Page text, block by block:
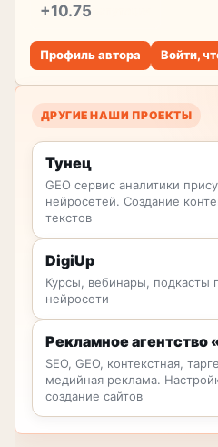
+10.75
Профиль автора Войти,
ДРУГИЕ НАШИ ПРОЕКТЫ
Тунец
GEO сервис аналитики
нейросетей. Создание
текстов
DigiUp
Курсы, вебинары, подкасты
нейросети
Рекламное агентство
SEO, GEO, контекстная,
медийная реклама.
создание сайтов